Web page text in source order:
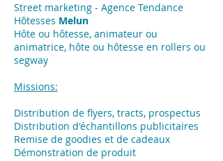
Street marketing - Agence Tendance
Hôtesses Melun
Hôte ou hôtesse, animateur ou
animatrice, hôte ou hôtesse en rollers ou
segway
Missions:
​Distribution de flyers, tracts, prospectus
Distribution d'échantillons publicitaires
Remise de goodies et de cadeaux
Démonstration de produit